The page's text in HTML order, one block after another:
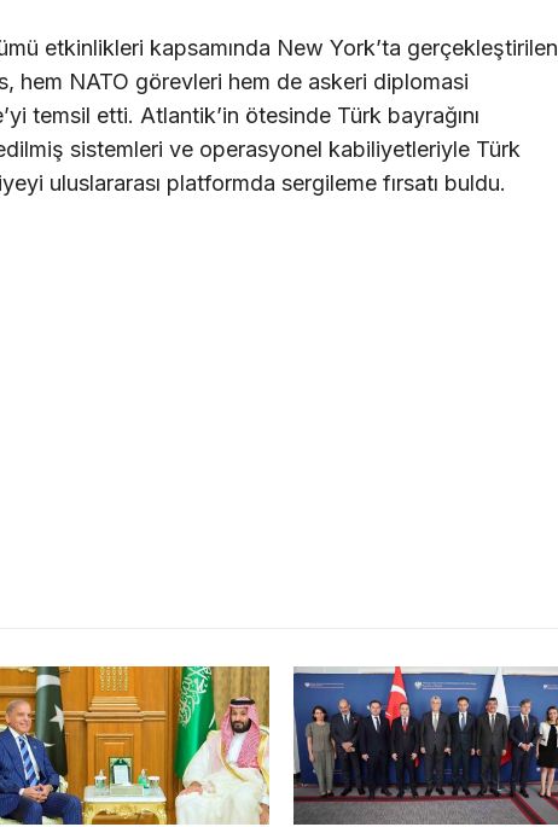
etkinlikleri kapsamında New York’ta gerçekleştirilen
hem NATO görevleri hem de askeri diplomasi
temsil etti. Atlantik’in ötesinde Türk bayrağını
sistemleri ve operasyonel kabiliyetleriyle Türk
uluslararası platformda sergileme fırsatı buldu.